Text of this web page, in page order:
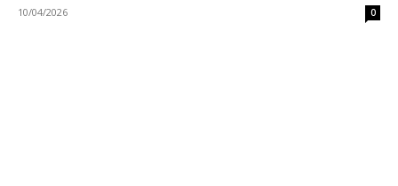
10/04/2026 0